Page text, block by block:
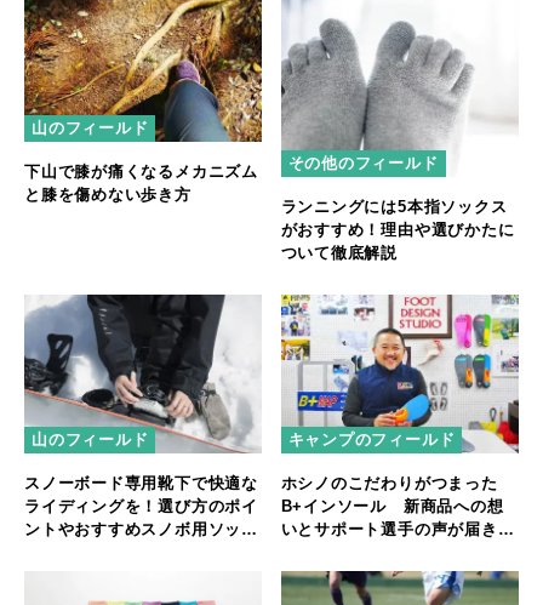
山のフィールド
下山で膝が痛くなるメカニズム
と膝を傷めない歩き方
その他のフィールド
ランニングには5本指ソックス
がおすすめ！理由や選びかたに
ついて徹底解説
山のフィールド
スノーボード専用靴下で快適な
ライディングを！選び方のポイ
ントやおすすめスノボ用ソック
キャンプのフィールド
ホシノのこだわりがつまった
B+インソール 新商品への想
いとサポート選手の声が届きま